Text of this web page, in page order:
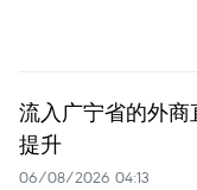
流入广宁省的外
提升
06/08/2026 04:13